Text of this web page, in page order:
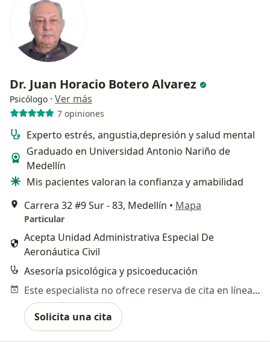
Dr. Juan Horacio Botero Alvarez
Psicólogo · Ver más
7 opiniones
Experto estrés, angustia,depresión y salud mental
Graduado en Universidad Antonio Nariño de
Medellín
Mis pacientes valoran la confianza y amabilidad
Carrera 32 #9 Sur - 83, Medellín • Mapa
Particular
Acepta Unidad Administrativa Especial De
Aeronáutica Civil
Asesoría psicológica y psicoeducación
Este especialista no ofrece reserva de cita en línea en esta dirección.
Solicita una cita